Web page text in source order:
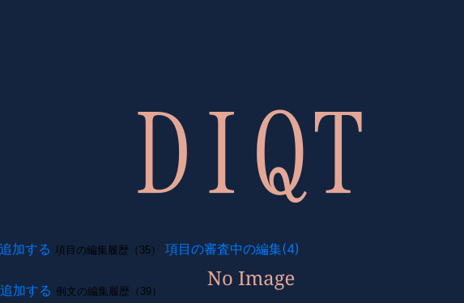
加する 項目の編集履歴（35） 項目の審査中の編集(4)
加する 例文の編集履歴（39）